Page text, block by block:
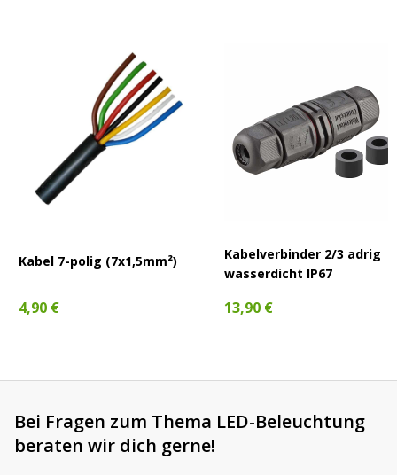
Kabel 7-polig (7x1,5mm²)
4,90 €
Kabelverbinder 2/3 adrig
wasserdicht IP67
13,90 €
Bei Fragen zum Thema LED-Beleuchtung
beraten wir dich gerne!